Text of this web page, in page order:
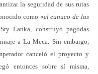
la seguridad de sus rutas
como «el eunuco de las
Lanka, construyó pagodas
a La Meca. Sin embargo,
canceló el proyecto y
entonces sobre sí misma,